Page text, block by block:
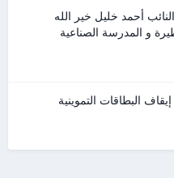
أحمد خليل خير الله
و المدرسة الصناعية
البطاقات التموينية